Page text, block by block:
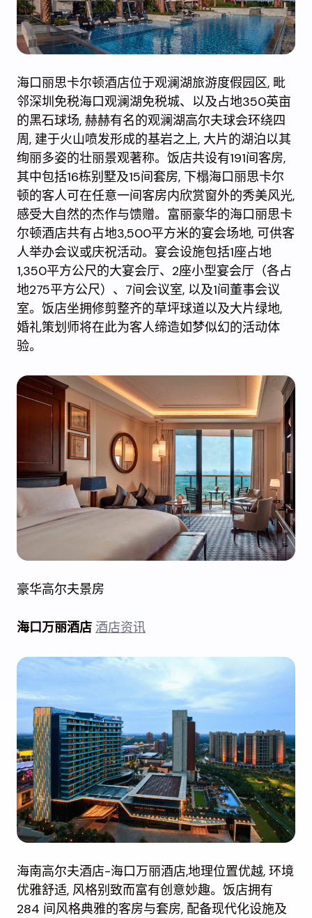
海口丽思卡尔顿酒店位于观澜湖旅游度假园区, 毗
邻深圳免税海口观澜湖免税城、以及占地350英亩
的黑石球场, 赫赫有名的观澜湖高尔夫球会环绕四
周, 建于火山喷发形成的基岩之上, 大片的湖泊以其
绚丽多姿的壮丽景观著称。饭店共设有191间客房,
其中包括16栋别墅及15间套房, 下榻海口丽思卡尔
顿的客人可在任意一间客房内欣赏窗外的秀美风光,
感受大自然的杰作与馈赠。富丽豪华的海口丽思卡
尔顿酒店共有占地3,500平方米的宴会场地, 可供客
人举办会议或庆祝活动。宴会设施包括1座占地
1,350平方公尺的大宴会厅、2座小型宴会厅（各占
地275平方公尺）、7间会议室, 以及1间董事会议
室。饭店坐拥修剪整齐的草坪球道以及大片绿地,
婚礼策划师将在此为客人缔造如梦似幻的活动体
验。
豪华高尔夫景房
海口万丽酒店 酒店资讯
海南高尔夫酒店-海口万丽酒店,地理位置优越, 环境
优雅舒适, 风格别致而富有创意妙趣。饭店拥有
284 间风格典雅的客房与套房, 配备现代化设施及